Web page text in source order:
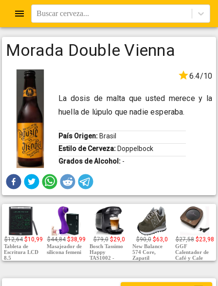
Buscar cerveza...
Morada Double Vienna
6.4/10
La dosis de malta que usted merece y la
huella de lúpulo que nadie esperaba.
País Origen: Brasil
Estilo de Cerveza: Doppelbock
Grados de Alcohol: -
$12,64 $10,99
Tableta de
Escritura LCD
8.5
$44,84 $38,99
Masajeador de
silicona femeni
$79,0 $29,0
Bosch Tassimo
Happy
TAS1002 -
$90,0 $63,0
New Balance
574 Core,
Zapatil
$27,58 $23,98
GGF
Calentador de
Café y Cale